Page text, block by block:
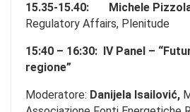
15.35-15.40: Michele
Regulatory Affairs, Plenitude
15:40 – 16:30: IV Panel –
regione”
Moderatore: Danijela Isailović,